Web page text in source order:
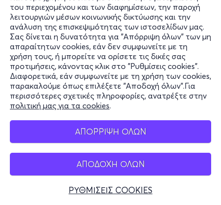
του περιεχομένου και των διαφημίσεων, την παροχή
λειτουργιών μέσων κοινωνικής δικτύωσης και την
ανάλυση της επισκεψιμότητας των ιστοσελίδων μας.
Σας δίνεται η δυνατότητα για "Απόρριψη όλων" των μη
απαραίτητων cookies, εάν δεν συμφωνείτε με τη
χρήση τους, ή μπορείτε να ορίσετε τις δικές σας
προτιμήσεις, κάνοντας κλικ στο "Ρυθμίσεις cookies".
Διαφορετικά, εάν συμφωνείτε με τη χρήση των cookies,
παρακαλούμε όπως επιλέξετε "Αποδοχή όλων".Για
περισσότερες σχετικές πληροφορίες, ανατρέξτε στην
πολιτική μας για τα cookies.
ΑΠΟΡΡΙΨΗ ΟΛΩΝ
ΑΠΟΔΟΧΗ ΟΛΩΝ
ΡΥΘΜΙΣΕΙΣ COOKIES